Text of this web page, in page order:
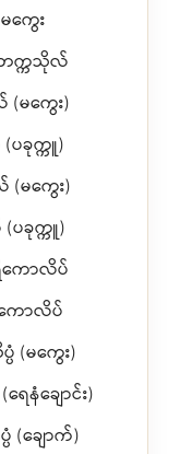
ကွေး
တက္ကသိုလ်
မကွေး)
ပခုက္ကူ)
မကွေး)
ပခုက္ကူ)
ကောလိပ်
ောလိပ်
(မကွေး)
နံချောင်း)
(ချောက်)